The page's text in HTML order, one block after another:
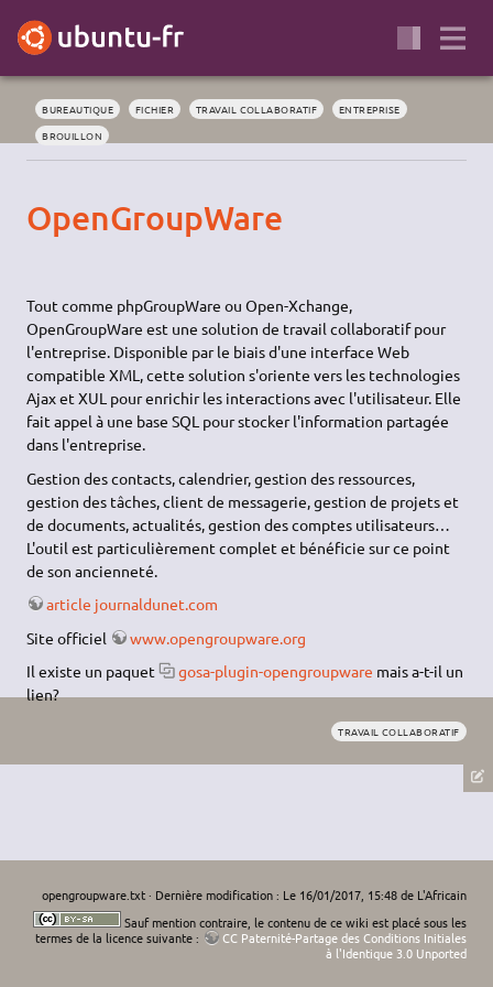
BUREAUTIQUE FICHIER TRAVAIL COLLABORATIF
ENTREPRISE
BROUILLON
OpenGroupWare
Tout comme phpGroupWare ou Open-Xchange,
OpenGroupWare est une solution de travail collaboratif pour
l'entreprise. Disponible par le biais d'une interface Web
compatible XML, cette solution s'oriente vers les technologies
Ajax et XUL pour enrichir les interactions avec l'utilisateur. Elle
fait appel à une base SQL pour stocker l'information partagée
dans l'entreprise.
Gestion des contacts, calendrier, gestion des ressources,
gestion des tâches, client de messagerie, gestion de projets et
de documents, actualités, gestion des comptes utilisateurs…
L'outil est particulièrement complet et bénéficie sur ce point
de son ancienneté.
article journaldunet.com
Site officiel
www.opengroupware.org
Il existe un paquet
gosa-plugin-opengroupware mais a-t-il un
lien?
TRAVAIL COLLABORATIF
opengroupware.txt· Dernière modification : Le 16/01/2017, 15:48 de L'Africain
Sauf mention contraire, le contenu de ce wiki est placé sous les
termes de la licence suivante :
CC Paternité-Partage des Conditions Initiales
à l'Identique 3.0 Unported